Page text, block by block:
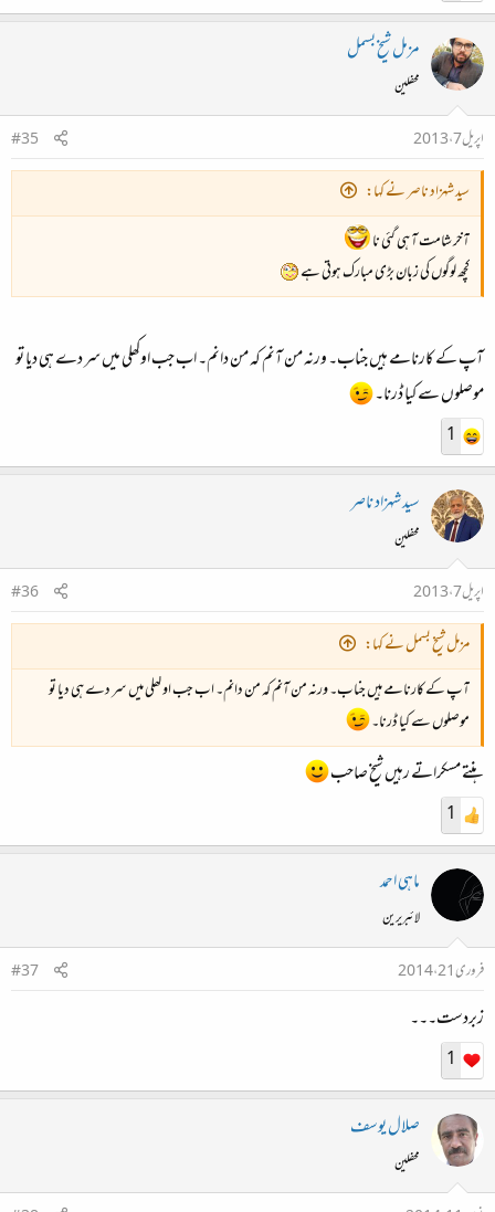
مزمل شیخ بسمل
محفلین
اپریل 7، 2013
#35
سید شہزاد ناصر نے کہا:
آخر شامت آ ہی گئی نا
کچھ لوگوں کی زبان بڑی مبارک ہوتی ہے
آپ کے کارنامے ہیں جناب۔ ورنہ من آنم کہ من دانم۔ اب جب اوکھلی میں سر دے ہی دیا تو
موصلوں سے کیا ڈرنا۔
1
سید شہزاد ناصر
محفلین
اپریل 7، 2013
#36
مزمل شیخ بسمل نے کہا:
آپ کے کارنامے ہیں جناب۔ ورنہ من آنم کہ من دانم۔ اب جب اوکھلی میں سر دے ہی دیا تو
موصلوں سے کیا ڈرنا۔
ہنتے مسکراتے رہیں شیخ صاحب
1
ماہی احمد
لائبریرین
فروری 21، 2014
#37
زبردست۔۔۔
1
صلال یوسف
محفلین